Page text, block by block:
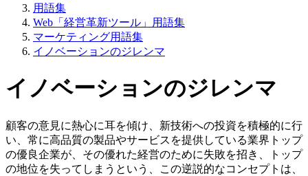
用語集
Web「経営革新ツール」用語集
マーケティング用語集
イノベーションのジレンマ
イノベーションのジレンマ
顧客の意見に熱心に耳を傾け、新技術への投資を積極的に行
い、常に高品質の製品やサービスを提供している業界トップ
の優良企業が、その優れた経営のために失敗を招き、トップ
の地位を失ってしまうという、この逆説的なコンセプトは、